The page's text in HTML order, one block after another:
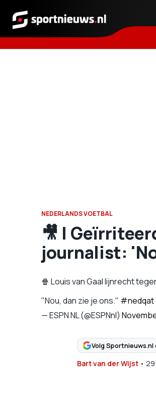
Sportnieuws.nl
NEDERLANDS VOETBAL
🎥 |
journalist:
🍿 Louis van Gaal lijnrecht
"Nou, dan zie je ons." #nedqat
— ESPN NL (@ESPNnl)
Volg Sportnieuws.nl
Bart van der Wijst•